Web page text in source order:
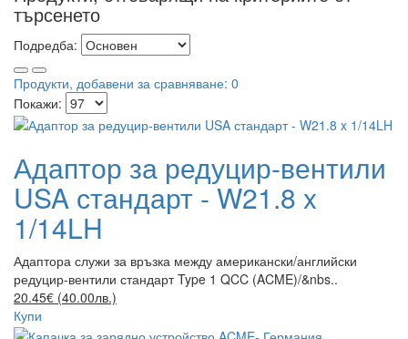
търсенето
Подредба:
Продукти, добавени за сравняване: 0
Покажи:
Адаптор за редуцир-вентили
USA стандарт - W21.8 x
1/14LH
Адаптора служи за връзка между американски/английски
редуцир-вентили стандарт Type 1 QCC (ACME)/&nbs..
20.45€ (40.00лв.)
Купи